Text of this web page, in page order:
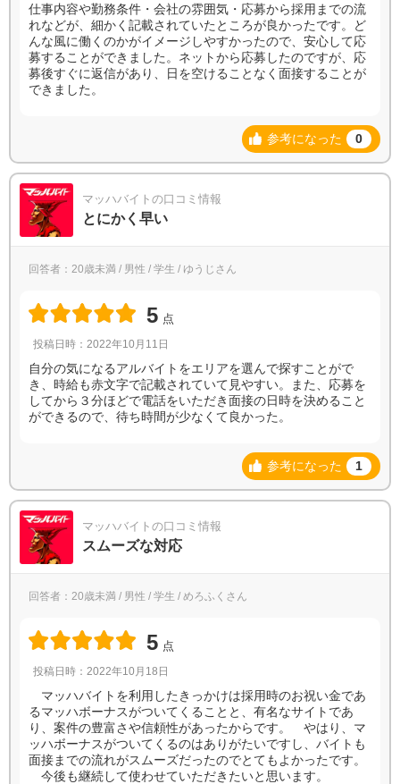
仕事内容や勤務条件・会社の雰囲気・応募から採用までの流
れなどが、細かく記載されていたところが良かったです。ど
んな風に働くのかがイメージしやすかったので、安心して応
募することができました。ネットから応募したのですが、応
募後すぐに返信があり、日を空けることなく面接することが
できました。
参考になった 0
マッハバイトの口コミ情報
とにかく早い
回答者：20歳未満 / 男性 / 学生 / ゆうじさん
5 点
投稿日時：2022年10月11日
自分の気になるアルバイトをエリアを選んで探すことがで
き、時給も赤文字で記載されていて見やすい。また、応募を
してから３分ほどで電話をいただき面接の日時を決めること
ができるので、待ち時間が少なくて良かった。
参考になった 1
マッハバイトの口コミ情報
スムーズな対応
回答者：20歳未満 / 男性 / 学生 / めろふくさん
5 点
投稿日時：2022年10月18日
マッハバイトを利用したきっかけは採用時のお祝い金であ
るマッハボーナスがついてくることと、有名なサイトであ
り、案件の豊富さや信頼性があったからです。 やはり、マ
ッハボーナスがついてくるのはありがたいですし、バイトも
面接までの流れがスムーズだったのでとてもよかったです。
今後も継続して使わせていただきたいと思います。